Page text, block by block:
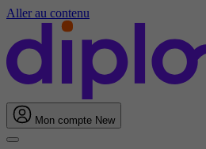
Aller au contenu
Mon compte New